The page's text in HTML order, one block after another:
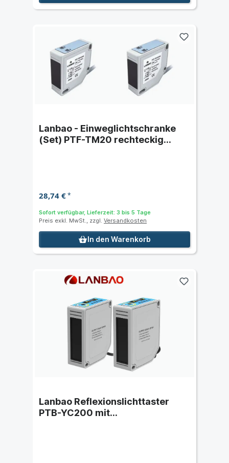
Lanbao - Einweglichtschranke
(Set) PTF-TM20 rechteckig
28,74 €*
Sofort verfügbar, Lieferzeit: 3 bis 5 Tage
Preis exkl. MwSt., zzgl. Versandkosten
In den Warenkorb
Lanbao Reflexionslichttaster
PTB-YC200 mit